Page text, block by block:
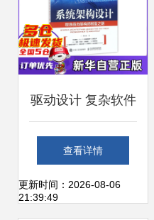
驱动设计 复杂软件
项目开发与Crystal
Domain架构在企业
查看详情
更新时间：2026-08-06
21:39:49